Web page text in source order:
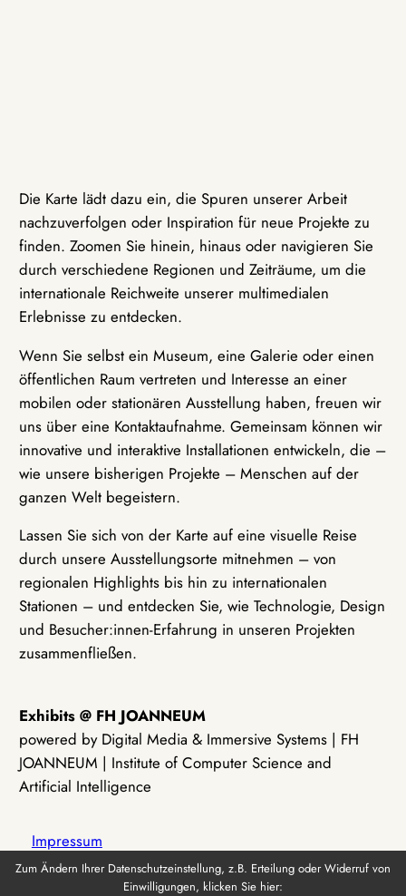
Die Karte lädt dazu ein, die Spuren unserer Arbeit
nachzuverfolgen oder Inspiration für neue Projekte zu
finden. Zoomen Sie hinein, hinaus oder navigieren Sie
durch verschiedene Regionen und Zeiträume, um die
internationale Reichweite unserer multimedialen
Erlebnisse zu entdecken.
Wenn Sie selbst ein Museum, eine Galerie oder einen
öffentlichen Raum vertreten und Interesse an einer
mobilen oder stationären Ausstellung haben, freuen wir
uns über eine Kontaktaufnahme. Gemeinsam können wir
innovative und interaktive Installationen entwickeln, die –
wie unsere bisherigen Projekte – Menschen auf der
ganzen Welt begeistern.
Lassen Sie sich von der Karte auf eine visuelle Reise
durch unsere Ausstellungsorte mitnehmen – von
regionalen Highlights bis hin zu internationalen
Stationen – und entdecken Sie, wie Technologie, Design
und Besucher:innen-Erfahrung in unseren Projekten
zusammenfließen.
Exhibits @ FH JOANNEUM
powered by Digital Media & Immersive Systems | FH
JOANNEUM | Institute of Computer Science and
Artificial Intelligence
Impressum
Zum Ändern Ihrer Datenschutzeinstellung, z.B. Erteilung oder Widerruf von
Einwilligungen, klicken Sie hier: